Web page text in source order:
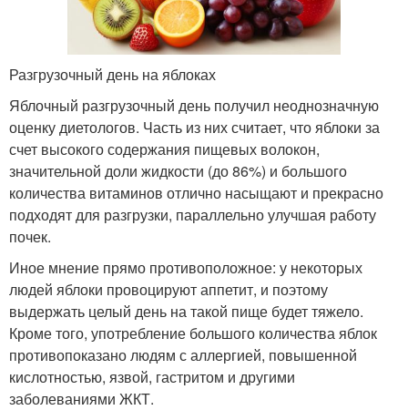
Разгрузочный день на яблоках
Яблочный разгрузочный день получил неоднозначную
оценку диетологов. Часть из них считает, что яблоки за
счет высокого содержания пищевых волокон,
значительной доли жидкости (до 86%) и большого
количества витаминов отлично насыщают и прекрасно
подходят для разгрузки, параллельно улучшая работу
почек.
Иное мнение прямо противоположное: у некоторых
людей яблоки провоцируют аппетит, и поэтому
выдержать целый день на такой пище будет тяжело.
Кроме того, употребление большого количества яблок
противопоказано людям с аллергией, повышенной
кислотностью, язвой, гастритом и другими
заболеваниями ЖКТ.